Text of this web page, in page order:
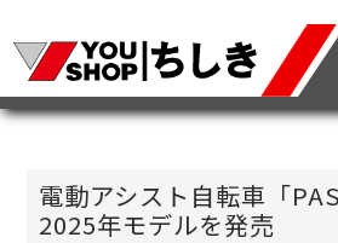
電動アシスト自転車「
2025年モデルを発売